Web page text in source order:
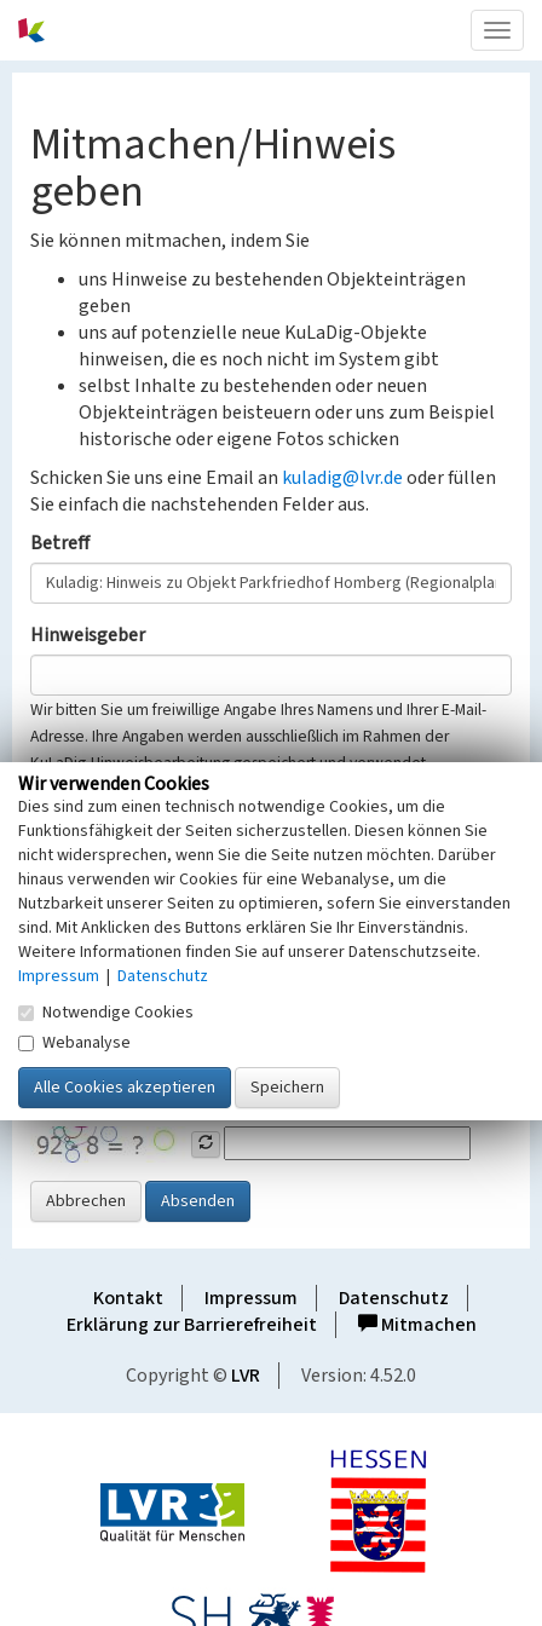
Mitmachen/Hinweis
geben
Sie können mitmachen, indem Sie
uns Hinweise zu bestehenden Objekteinträgen
geben
uns auf potenzielle neue KuLaDig-Objekte
hinweisen, die es noch nicht im System gibt
selbst Inhalte zu bestehenden oder neuen
Objekteinträgen beisteuern oder uns zum Beispiel
historische oder eigene Fotos schicken
Schicken Sie uns eine Email an kuladig@lvr.deoder füllen
Sie einfach die nachstehenden Felder aus.
Betreff
Hinweisgeber
Wir bitten Sie um freiwillige Angabe Ihres Namens und Ihrer E-Mail-
Adresse. Ihre Angaben werden ausschließlich im Rahmen der
KuLaDig-Hinweisbearbeitung gespeichert und verwendet.
Selbstverständlich werden diese entsprechend der Vorschriften des
Telemediengesetzes, des Datenschutzgesetzes NRW und der seit
dem 25.05.2018 gültigen Europäischen Datenschutzgrundverordnung
(EU-DSGVO) vertraulich behandelt, beachten Sie bitte unsere
Hinweise zumDatenschutz
Nachricht
SicherheitsabfrageTragen Sie unten das Rechenergebnis aus der
Grafik ein
Abbrechen Absenden
Kontakt Impressum
Datenschutz
Erklärung zur Barrierefreiheit
Mitmachen
Copyright © LVR Version: 4.52.0
Wir verwenden Cookies
Dies sind zum einen technisch notwendige Cookies, um die
Funktionsfähigkeit der Seiten sicherzustellen. Diesen können Sie
nicht widersprechen, wenn Sie die Seite nutzen möchten. Darüber
hinaus verwenden wir Cookies für eine Webanalyse, um die
Nutzbarkeit unserer Seiten zu optimieren, sofern Sie einverstanden
sind. Mit Anklicken des Buttons erklären Sie Ihr Einverständnis.
Weitere Informationen finden Sie auf unserer Datenschutzseite.
Impressum | Datenschutz
Notwendige Cookies
Webanalyse